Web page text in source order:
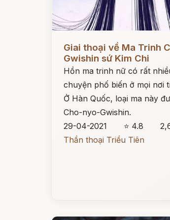
Giai thoại về Ma Trinh
Gwishin sứ Kim Chi
Hồn ma trinh nữ có rất
chuyện phố biến ở mọi nơi
Ở Hàn Quốc, loại ma này
Cho-nyo-Gwishin.
29-04-2021
⭐ 4.8
Thần thoại Triều Tiên